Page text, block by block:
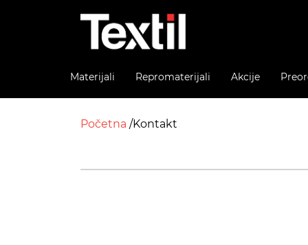
Materijali Repromaterijali Akcije
Početna Kontakt